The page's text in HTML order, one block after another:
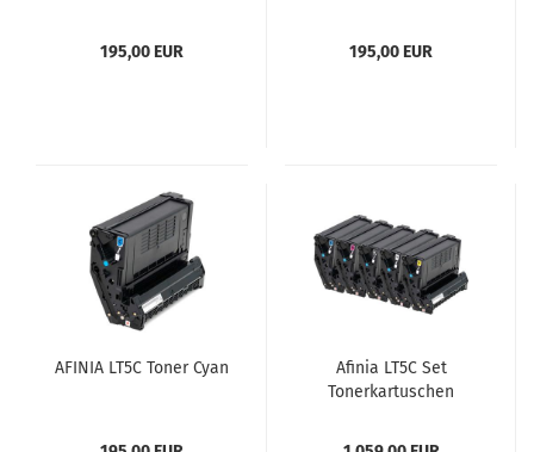
195,00 EUR 195,00 EUR
AFINIA LT5C Toner Cyan
Afinia LT5C Set
Tonerkartuschen